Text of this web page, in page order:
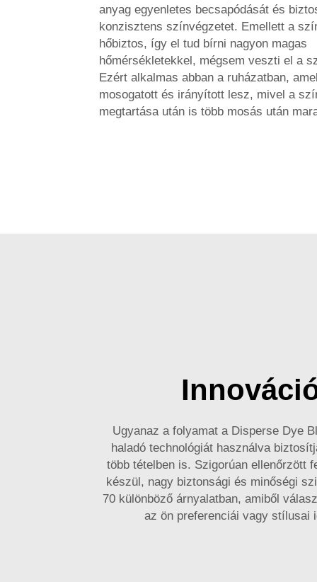
anyag egyenletes becsapódását és
konzisztens színvégzetet. Emellett a
hőbiztos, így el tud bírni nagyon magas
hőmérsékletekkel, mégsem veszti el a
Ezért alkalmas abban a ruházatban,
mosogatott és irányított lesz, mivel a
megtartása után is több mosás után
Ugyanaz a folyamat a Disperse Dye
haladó technológiát használva
több tételben is. Szigorúan ellenőrzött
készül, nagy biztonsági és minőségi
70 különböző árnyalatban, amiből
az ön preferenciái vagy stílusai